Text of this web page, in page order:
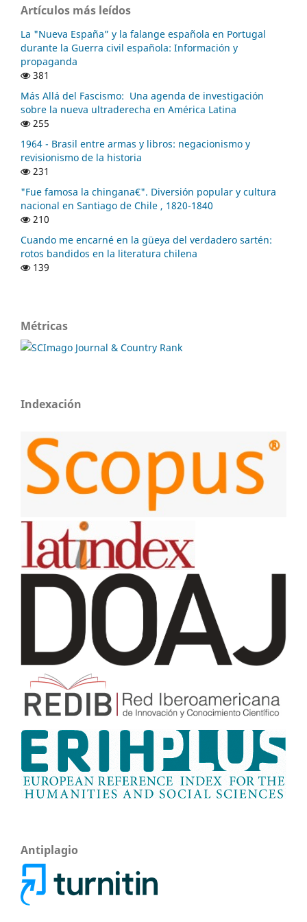
Artículos más leídos
La "Nueva España” y la falange española en Portugal
durante la Guerra civil española: Información y
propaganda
381
Más Allá del Fascismo: Una agenda de investigación
sobre la nueva ultraderecha en América Latina
255
1964 - Brasil entre armas y libros: negacionismo y
revisionismo de la historia
231
"Fue famosa la chingana€". Diversión popular y cultura
nacional en Santiago de Chile , 1820-1840
210
Cuando me encarné en la güeya del verdadero sartén:
rotos bandidos en la literatura chilena
139
Métricas
Indexación
Antiplagio